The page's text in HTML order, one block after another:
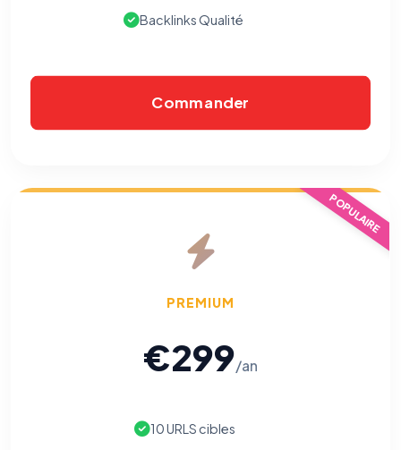
Backlinks Qualité
Commander
POPULAIRE
PREMIUM
€299/an
10 URLS cibles